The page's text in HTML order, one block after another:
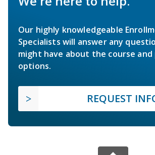
Our highly knowledgeable
Specialists will answer any
might have about the course and
options.
REQUEST